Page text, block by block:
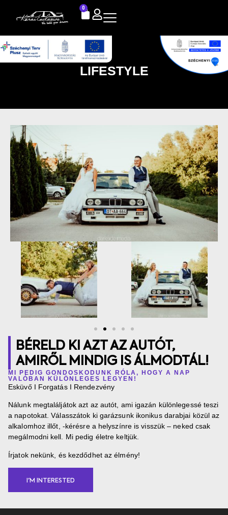
0
LIFESTYLE
BÉRELD KI AZT AZ AUTÓT,
AMIRŐL MINDIG IS ÁLMODTÁL!
MI PEDIG GONDOSKODUNK RÓLA, HOGY A NAP
VALÓBAN KÜLÖNLEGES LEGYEN!
Esküvő I Forgatás I Rendezvény
Nálunk megtaláljátok azt az autót, ami igazán különlegessé teszi
a napotokat. Válasszátok ki garázsunk ikonikus darabjai közül az
alkalomhoz illőt, -kérésre a helyszínre is visszük – neked csak
megálmodni kell. Mi pedig életre keltjük.
Írjatok nekünk, és kezdődhet az élmény!
I'M INTERESTED